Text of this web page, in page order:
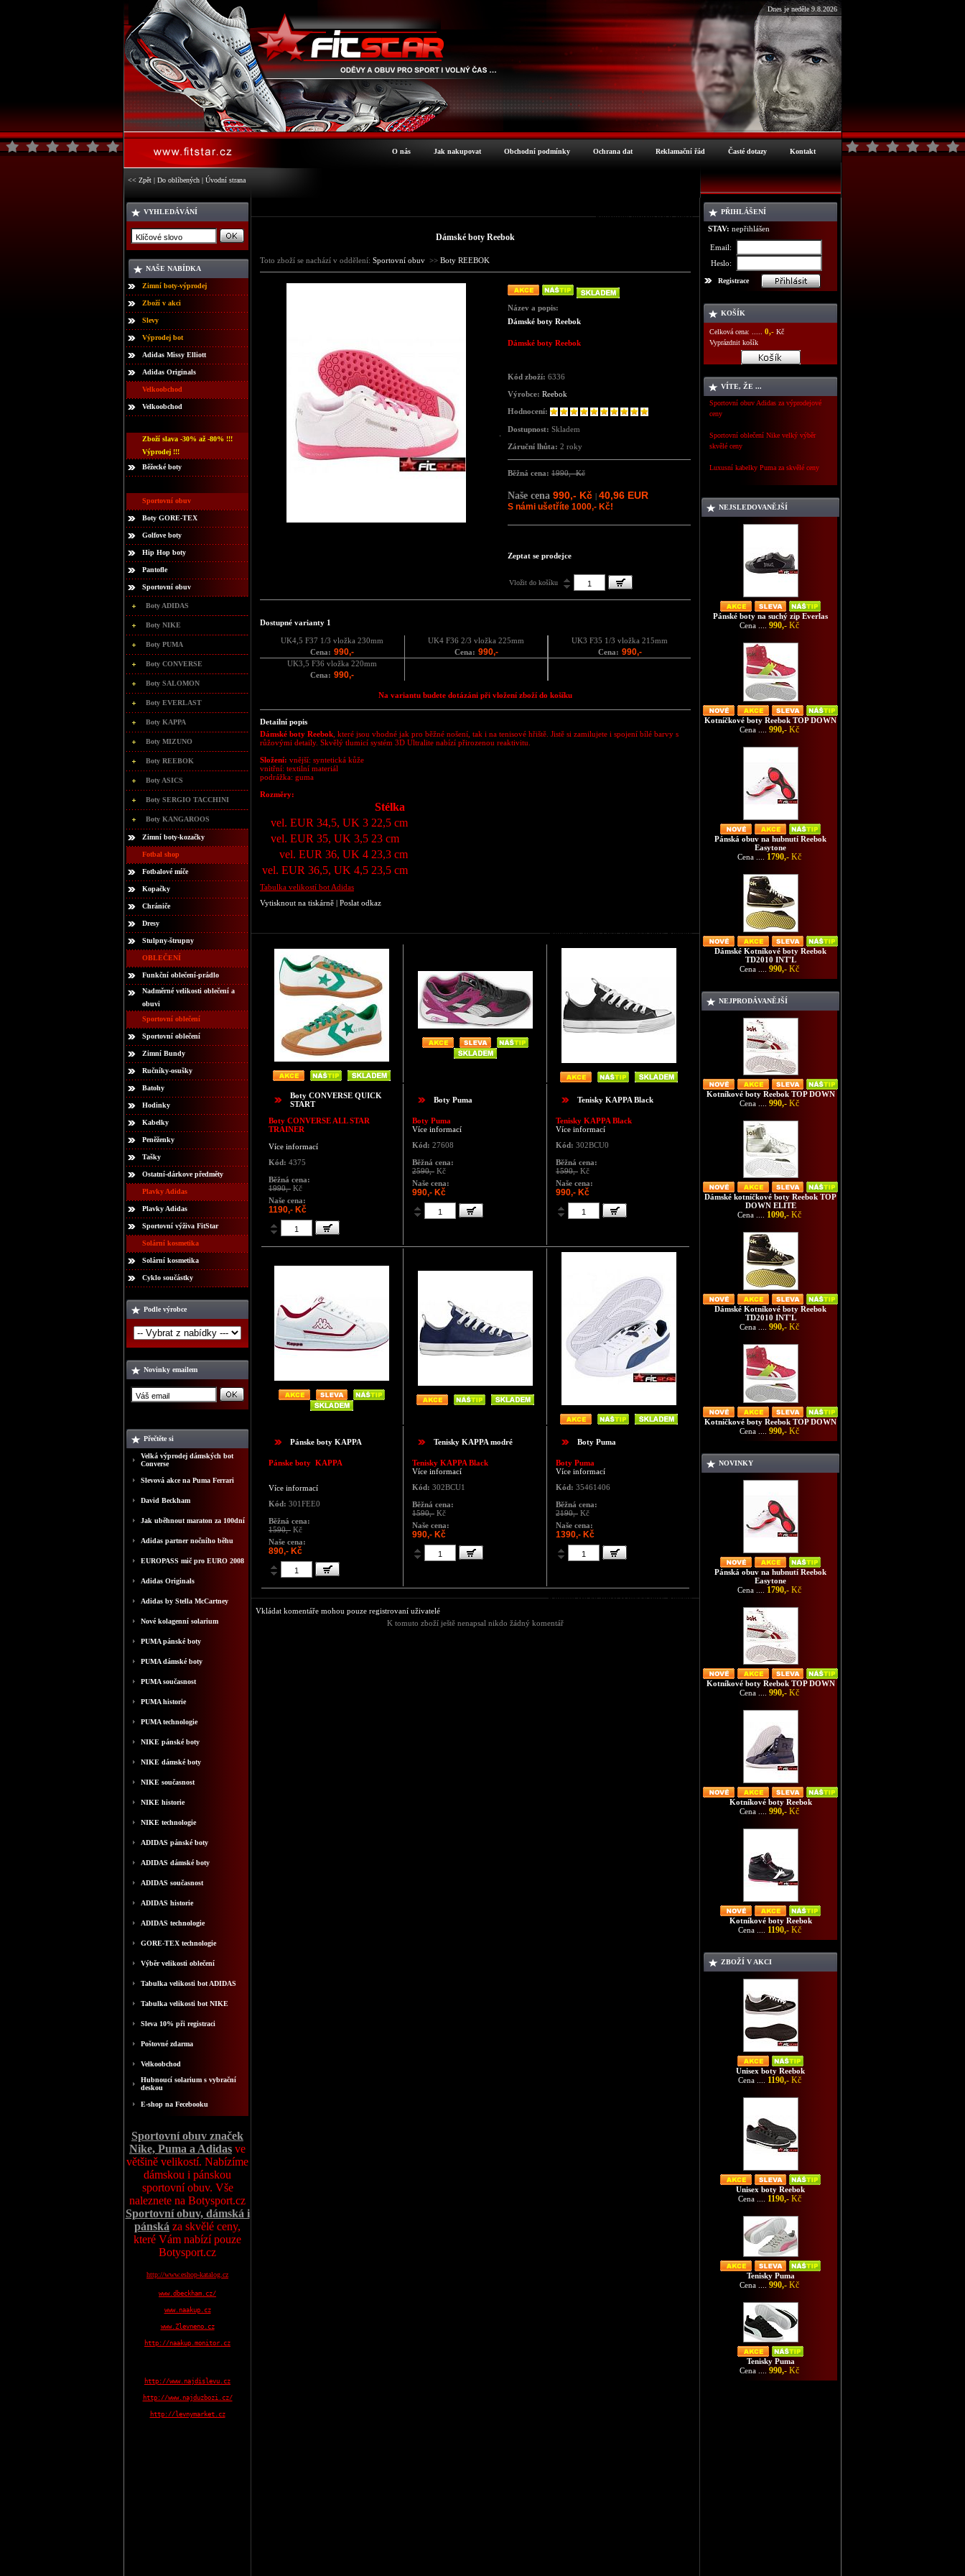
Dnes je neděle 9.8.2026
O nás Jak nakupovat Obchodní podmínky Ochrana dat Reklamační řád Časté dotazy Kontakt
<< Zpět | Do oblíbených | Úvodní strana
VYHLEDÁVÁNÍ
NAŠE NABÍDKA
Zimní boty-výprodej
Zboží v akci
Slevy
Výprodej bot
Adidas Missy Elliott
Adidas Originals
Velkoobchod
Velkoobchod
Zboží slava -30% až -80% !!!
Výprodej !!!
Běžecké boty
Sportovní obuv
Boty GORE-TEX
Golfove boty
Hip Hop boty
Pantofle
Sportovní obuv
Boty ADIDAS
Boty NIKE
Boty PUMA
Boty CONVERSE
Boty SALOMON
Boty EVERLAST
Boty KAPPA
Boty MIZUNO
Boty REEBOK
Boty ASICS
Boty SERGIO TACCHINI
Boty KANGAROOS
Zimní boty-kozačky
Fotbal shop
Fotbalové míče
Kopačky
Chrániče
Dresy
Stulpny-štrupny
OBLEČENÍ
Funkční oblečení-prádlo
Nadměrné velikosti oblečení a
obuvi
Sportovní oblečení
Sportovní oblečení
Zimní Bundy
Ručníky-osušky
Batohy
Hodinky
Kabelky
Peněženky
Tašky
Ostatní-dárkove předměty
Plavky Adidas
Plavky Adidas
Sportovní výživa FitStar
Solární kosmetika
Solární kosmetika
Cyklo součástky
Podle výrobce
Novinky emailem
Přečtěte si
Velká výprodej dámských bot
Converse
Slevová akce na Puma Ferrari
David Beckham
Jak uběhnout maraton za 100dní
Adidas partner nočního běhu
EUROPASS mič pro EURO 2008
Adidas Originals
Adidas by Stella McCartney
Nové kolagenní solarium
PUMA pánské boty
PUMA dámské boty
PUMA současnost
PUMA historie
PUMA technologie
NIKE pánské boty
NIKE dámské boty
NIKE současnost
NIKE historie
NIKE technologie
ADIDAS pánské boty
ADIDAS dámské boty
ADIDAS současnost
ADIDAS historie
ADIDAS technologie
GORE-TEX technologie
Výběr velikosti oblečení
Tabulka velikosti bot ADIDAS
Tabulka velikosti bot NIKE
Sleva 10% při registraci
Poštovné zdarma
Velkoobchod
Hubnoucí solarium s vybrační
deskou
E-shop na Fecebooku
Sportovní obuv značek
Nike, Puma a Adidas ve
většině velikostí. Nabízíme
dámskou i pánskou
sportovní obuv. Vše
naleznete na Botysport.cz
Sportovní obuv, dámská i
pánská za skvělé ceny,
které Vám nabízí pouze
Botysport.cz
http://www.eshop-katalog.cz
www.dbeckham.cz/
www.naakup.cz
www.Zlevneno.cz
http://naakup.monitor.cz
http://www.najdislevu.cz
http://www.najduzbozi.cz/
http://levnymarket.cz
Podrobné informace o zboží
Dámské boty Reebok
Toto zboží se nachází v oddělení: Sportovní obuv >> Boty REEBOK
Název a popis:
Dámské boty Reebok
Dámské boty Reebok
Kód zboží: 6336
Výrobce: Reebok
Hodnocení:
Dostupnost: Skladem
Záruční lhůta: 2 roky
Běžná cena: 1990,- Kč
Naše cena 990,- Kč 40,96 EUR
S námi ušetříte 1000,- Kč!
Zeptat se prodejce
Vložit do košíku
Dostupné varianty 1
UK4,5 F37 1/3 vložka 230mm
Cena: 990,-
UK4 F36 2/3 vložka 225mm
Cena: 990,-
UK3 F35 1/3 vložka 215mm
Cena: 990,-
UK3,5 F36 vložka 220mm
Cena: 990,-
Na variantu budete dotázáni při vložení zboží do košíku
Detailní popis
Dámské boty Reebok , které jsou vhodné jak pro běžné nošení, tak i na tenisové hřiště. Jistě si zamilujete i spojení bílé barvy s
růžovými detaily. Skvělý tlumicí systém 3D Ultralite nabízí přirozenou reaktivitu.
Složení: vnější: syntetická kůže
vnitřní: textilní materiál
podrážka: guma
Rozměry:
Stélka
vel. EUR 34,5, UK 3 22,5 cm
vel. EUR 35, UK 3,5 23 cm
vel. EUR 36, UK 4 23,3 cm
vel. EUR 36,5, UK 4,5 23,5 cm
Tabulka velikostí bot Adidas
Vytisknout na tiskárně | Poslat odkaz
Podobné zboží jako Dámské boty Reebok
Boty CONVERSE QUICK
START
Boty CONVERSE ALL STAR
TRAINER
Více informací
Kód: 4375
Běžná cena:
1990,- Kč
Naše cena:
1190,- Kč
Boty Puma
Boty Puma
Více informací
Kód: 27608
Běžná cena:
2590,- Kč
Naše cena:
990,- Kč
Tenisky KAPPA Black
Tenisky KAPPA Black
Více informací
Kód: 302BCU0
Běžná cena:
1590,- Kč
Naše cena:
990,- Kč
Pánske boty KAPPA
Pánske boty KAPPA
Více informací
Kód: 301FEE0
Běžná cena:
1590,- Kč
Naše cena:
890,- Kč
Tenisky KAPPA modré
Tenisky KAPPA Black
Více informací
Kód: 302BCU1
Běžná cena:
1590,- Kč
Naše cena:
990,- Kč
Boty Puma
Boty Puma
Více informací
Kód: 35461406
Běžná cena:
2190,- Kč
Naše cena:
1390,- Kč
Komentáře ke zboží Dámské boty Reebok
Vkládat komentáře mohou pouze registrovaní uživatelé
K tomuto zboží ještě nenapsal nikdo žádný komentář
PŘIHLÁŠENÍ
STAV: nepřihlášen
Email:
Heslo:
Registrace
KOŠÍK
Celková cena: ..... 0,- Kč
Vyprázdnit košík
VÍTE, ŽE ...
Sportovní obuv Adidas za výprodejové
ceny
Sportovní oblečení Nike velký výběr
skvělé ceny
Luxusní kabelky Puma za skvělé ceny
NEJSLEDOVANĚJŠÍ
Pánské boty na suchý zip Everlas
Cena .... 990,- Kč
Kotníčkové boty Reebok TOP DOWN
Cena .... 990,- Kč
Pánská obuv na hubnutí Reebok
Easytone
Cena .... 1790,- Kč
Dámské Kotníkové boty Reebok
TD2010 INT'L
Cena .... 990,- Kč
NEJPRODÁVANĚJŠÍ
Kotníkové boty Reebok TOP DOWN
Cena .... 990,- Kč
Dámské kotníčkové boty Reebok TOP
DOWN ELITE
Cena .... 1090,- Kč
Dámské Kotníkové boty Reebok
TD2010 INT'L
Cena .... 990,- Kč
Kotníčkové boty Reebok TOP DOWN
Cena .... 990,- Kč
NOVINKY
Pánská obuv na hubnutí Reebok
Easytone
Cena .... 1790,- Kč
Kotníkové boty Reebok TOP DOWN
Cena .... 990,- Kč
Kotníkové boty Reebok
Cena .... 990,- Kč
Kotníkové boty Reebok
Cena ....
1190,-Kč
ZBOŽÍ V AKCI
Unisex boty Reebok
Cena ....
1190,-Kč
Unisex boty Reebok
Cena ....
1190,-Kč
Tenisky Puma
Cena .... 990,- Kč
Tenisky Puma
Cena .... 990,- Kč